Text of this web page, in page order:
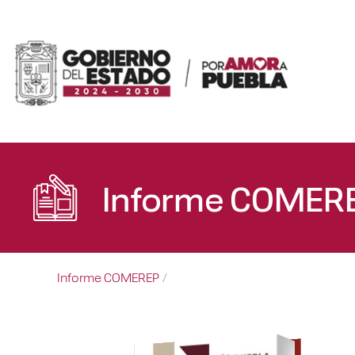
Informe
Informe COMEREP /